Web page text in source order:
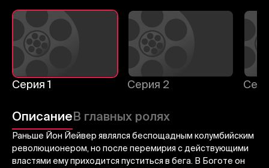
Серия 1 Серия 2
ОписаниеВ главных ролях
Раньше Йон Йейвер являлся беспощадным колумбийским
революционером, но после перемирия с действующими
властями ему приходится пуститься в бега. В Боготе он
Отправить